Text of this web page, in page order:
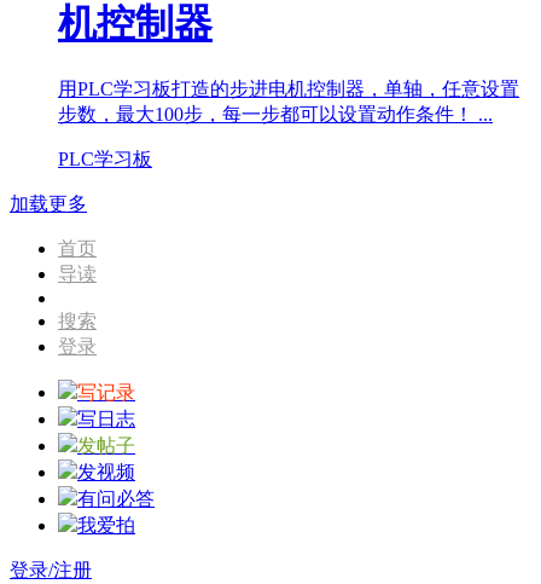
机控制器
用PLC学习板打造的步进电机控制器，单轴，任意设置
步数，最大100步，每一步都可以设置动作条件！ ...
PLC学习板
加载更多
首页
导读
搜索
登录
写记录
写日志
发帖子
发视频
有问必答
我爱拍
登录/注册